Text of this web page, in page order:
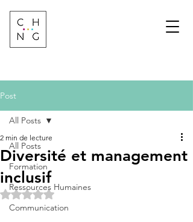
Post
All Posts
Formation
Ressources Humaines
Communication
All Posts
Diversité et management
inclusif
2 min de lecture
Noté NaN étoiles sur 5.